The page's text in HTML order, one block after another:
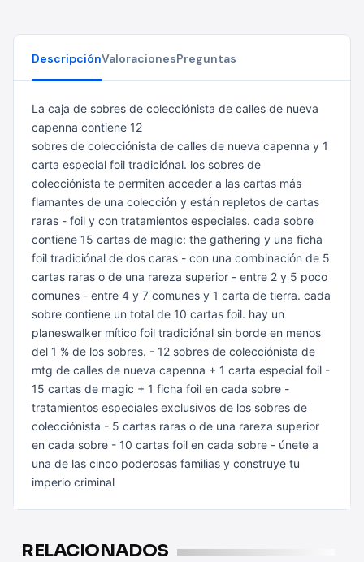
DescripciónValoracionesPreguntas
La caja de sobres de colecciónista de calles de nueva
capenna contiene 12
sobres de colecciónista de calles de nueva capenna y 1
carta especial foil tradiciónal. los sobres de
colecciónista te permiten acceder a las cartas más
flamantes de una colección y están repletos de cartas
raras - foil y con tratamientos especiales. cada sobre
contiene 15 cartas de magic: the gathering y una ficha
foil tradiciónal de dos caras - con una combinación de 5
cartas raras o de una rareza superior - entre 2 y 5 poco
comunes - entre 4 y 7 comunes y 1 carta de tierra. cada
sobre contiene un total de 10 cartas foil. hay un
planeswalker mítico foil tradiciónal sin borde en menos
del 1 % de los sobres. - 12 sobres de colecciónista de
mtg de calles de nueva capenna + 1 carta especial foil -
15 cartas de magic + 1 ficha foil en cada sobre -
tratamientos especiales exclusivos de los sobres de
colecciónista - 5 cartas raras o de una rareza superior
en cada sobre - 10 cartas foil en cada sobre - únete a
una de las cinco poderosas familias y construye tu
imperio criminal
RELACIONADOS